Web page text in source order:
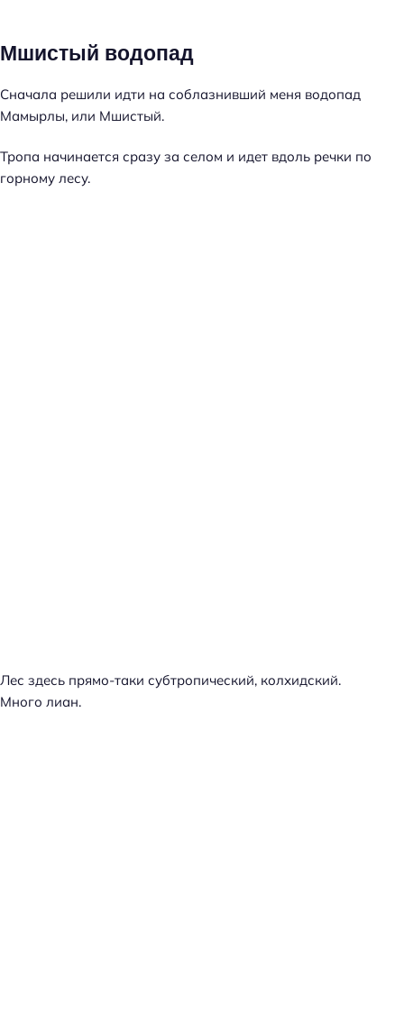
Мшистый водопад
Сначала решили идти на соблазнивший меня водопад
Мамырлы, или Мшистый.
Тропа начинается сразу за селом и идет вдоль речки по
горному лесу.
Лес здесь прямо-таки субтропический, колхидский.
Много лиан.